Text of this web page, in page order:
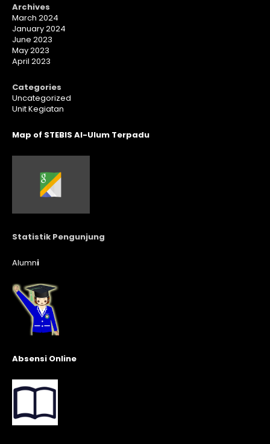
Archives
March 2024
January 2024
June 2023
May 2023
April 2023
Categories
Uncategorized
Unit Kegiatan
Map of STEBIS Al-Ulum Terpadu
Statistik Pengunjung
Alumni
Absensi Online